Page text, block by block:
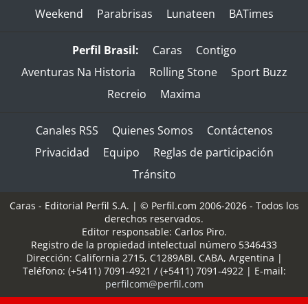
Weekend
Parabrisas Lunateen BATimes
Perfil Brasil: Caras
Contigo
Aventuras Na Historia
Rolling Stone
Sport Buzz
Recreio
Maxima
Canales RSS Quienes Somos
Contáctenos
Privacidad
Equipo
Reglas de participación
Tránsito
Caras - Editorial Perfil S.A. | © Perfil.com 2006-2026 - Todos los
derechos reservados.
Editor responsable: Carlos Piro.
Registro de la propiedad intelectual número 5346433
Dirección: California 2715, C1289ABI, CABA, Argentina |
Teléfono: (+5411) 7091-4921 / (+5411) 7091-4922 | E-mail:
perfilcom@perfil.com